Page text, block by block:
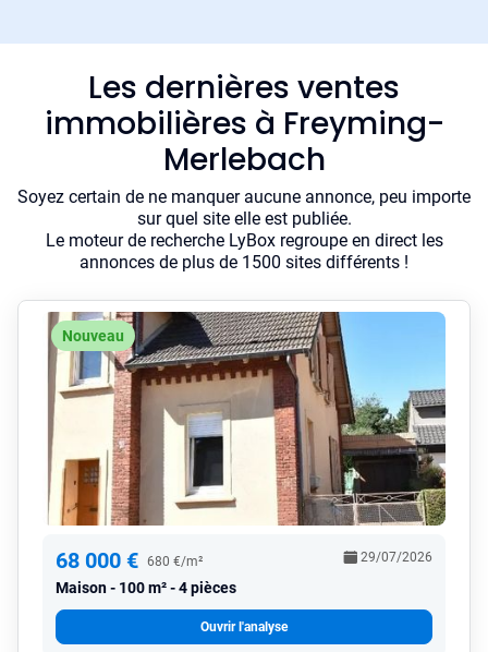
Les dernières ventes
immobilières à Freyming-
Merlebach
Soyez certain de ne manquer aucune annonce, peu importe
sur quel site elle est publiée.
Le moteur de recherche LyBox regroupe en direct les
annonces de plus de 1500 sites différents !
Nouveau
68 000 € 680 €/m²
Maison 100 m² - 4 pièces
29/07/2026
Ouvrir l'analyse